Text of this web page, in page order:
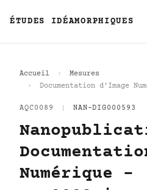
ÉTUDES IDÉAMORPHIQUES
Accueil
Mesures
Documentation d'Image
AQC0089 NAN-DIG000593
Numérique -